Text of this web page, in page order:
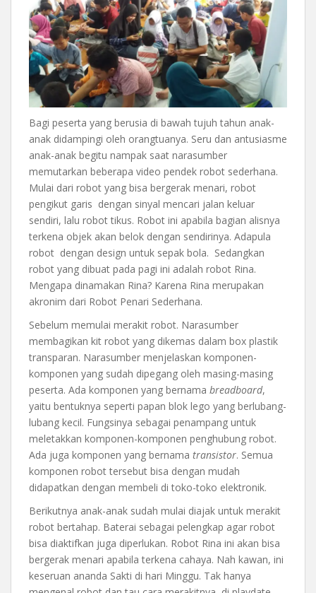
Bagi peserta yang berusia di bawah tujuh tahun anak-
anak didampingi oleh orangtuanya. Seru dan antusiasme
anak-anak begitu nampak saat narasumber
memutarkan beberapa video pendek robot sederhana.
Mulai dari robot yang bisa bergerak menari, robot
pengikut garis dengan sinyal mencari jalan keluar
sendiri, lalu robot tikus. Robot ini apabila bagian alisnya
terkena objek akan belok dengan sendirinya. Adapula
robot dengan design untuk sepak bola. Sedangkan
robot yang dibuat pada pagi ini adalah robot Rina.
Mengapa dinamakan Rina? Karena Rina merupakan
akronim dari Robot Penari Sederhana.
Sebelum memulai merakit robot. Narasumber
membagikan kit robot yang dikemas dalam box plastik
transparan. Narasumber menjelaskan komponen-
komponen yang sudah dipegang oleh masing-masing
peserta. Ada komponen yang bernama breadboard,
yaitu bentuknya seperti papan blok lego yang berlubang-
lubang kecil. Fungsinya sebagai penampang untuk
meletakkan komponen-komponen penghubung robot.
Ada juga komponen yang bernama transistor. Semua
komponen robot tersebut bisa dengan mudah
didapatkan dengan membeli di toko-toko elektronik.
Berikutnya anak-anak sudah mulai diajak untuk merakit
robot bertahap. Baterai sebagai pelengkap agar robot
bisa diaktifkan juga diperlukan. Robot Rina ini akan bisa
bergerak menari apabila terkena cahaya. Nah kawan, ini
keseruan ananda Sakti di hari Minggu. Tak hanya